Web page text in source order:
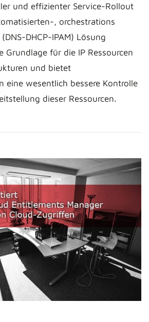
und effizienter Service-Rollout
, orchestrations
DHCP-IPAM) Lösung
Grundlage für die IP Ressourcen
und bietet
eine wesentlich bessere Kontrolle
dieser Ressourcen.